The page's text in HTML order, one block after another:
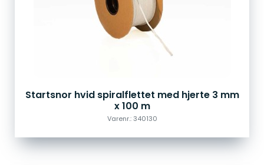
Startsnor hvid spiralflettet med hjerte 3 mm
x 100 m
Varenr.: 340130